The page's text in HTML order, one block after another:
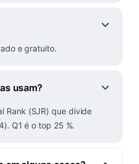
e gratuito.
usam?
Rank (SJR) que divide
Q1 é o top 25 %.